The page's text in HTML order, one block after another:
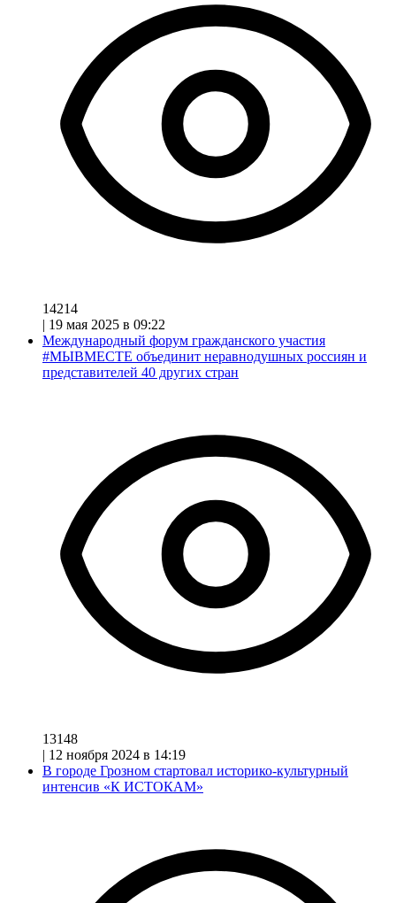
14214
| 19 мая 2025 в 09:22
Международный форум гражданского участия
#МЫВМЕСТЕ объединит неравнодушных россиян и
представителей 40 других стран
13148
| 12 ноября 2024 в 14:19
В городе Грозном стартовал историко-культурный
интенсив «К ИСТОКАМ»